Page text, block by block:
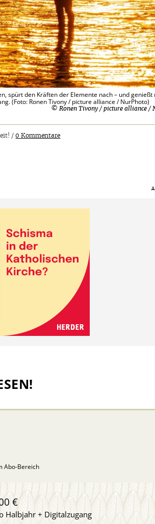
spürt den Kräften der Elemente nach – und genießt
(Foto: Ronen Tivony / picture alliance / NurPhoto)
© Ronen Tivony / picture alliance /
/0 Kommentare
Abo-Bereich
€
Halbjahr + Digitalzugang